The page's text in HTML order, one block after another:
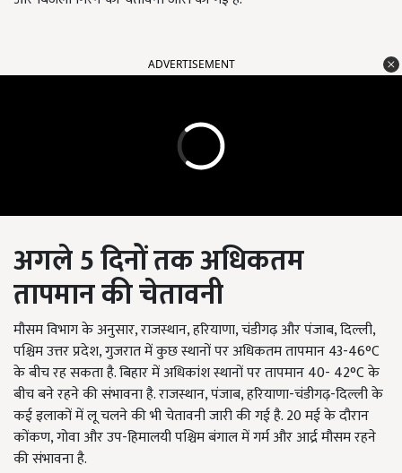
ADVERTISEMENT
अगले5दिनों तक अधिकतम
तापमान की चेतावनी
मौसम विभाग के अनुसार, राजस्थान,हरियाणा, चंडीगढ़ और पंजाब, दिल्ली,
पश्चिम उत्तर प्रदेश, गुजरात में कुछ स्थानों पर अधिकतम तापमान 43-46°C
के बीच रह सकता है. बिहार में अधिकांश स्थानों पर तापमान 40- 42°C के
बीच बने रहने की संभावना है. राजस्थान, पंजाब, हरियाणा-चंडीगढ़-दिल्ली के
कई इलाकों में लू चलने की भी चेतावनी जारी की गई है. 20 मई के दौरान
कोंकण,गोवा और उप-हिमालयी पश्चिम बंगाल में गर्म और आर्द्र मौसम रहने
की संभावना है.